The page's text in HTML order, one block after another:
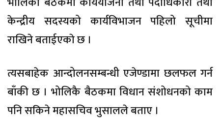
केन्द्रीय सदस्यको कार्यविभाजन पहिलो सूचीमा
राखिने बताईएकाे छ ।
त्यसबाहेक आन्दोलनसम्बन्धी एजेण्डामा छलफल गर्न
बाँकी छ । भोलिकै बैठकमा विधान संशोधनको काम
पनि सकिने महासचिव भुसालले बताए ।